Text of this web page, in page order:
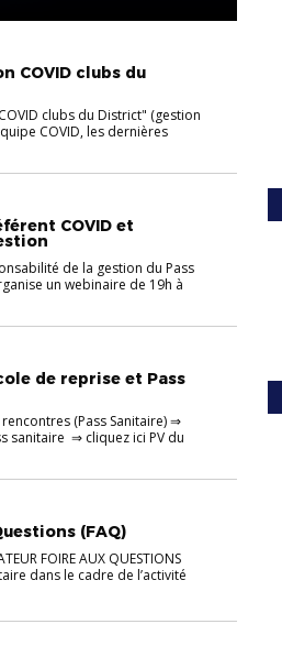
COVID clubs du
clubs du District" (gestion
COVID, les dernières
COVID et
de la gestion du Pass
un webinaire de 19h à
de reprise et Pass
(Pass Sanitaire) ⇒
sanitaire ⇒ cliquez ici PV du
(FAQ)
FOIRE AUX QUESTIONS
dans le cadre de l’activité